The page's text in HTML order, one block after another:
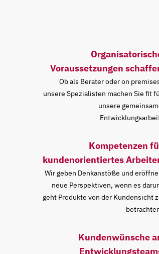
Voraussetzungen
Ob als Berater oder on
unsere Spezialisten machen Sie fit
unsere
Kompetenzen
kundenorientiertes
Wir geben Denkanstöße und
neue Perspektiven, wenn es
geht Produkte von der Kundensicht
Kundenwünsche